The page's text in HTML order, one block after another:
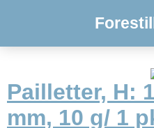
Pailletter, H:
mm, 10 g/ 1